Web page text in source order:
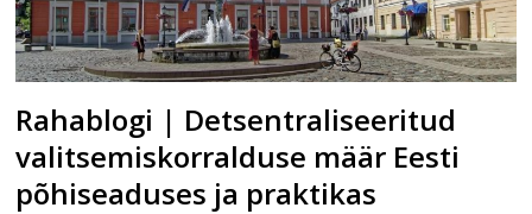
Rahablogi | Detsentraliseeritud
valitsemiskorralduse määr Eesti
põhiseaduses ja praktikas